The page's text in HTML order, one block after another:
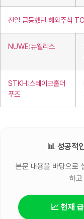
전일 급등했던 해외주식
NUWE:뉴웰리스
STKH:스테이크홀더
푸즈
📊 성공적
본문 내용을 바탕으로
하
📈 현재